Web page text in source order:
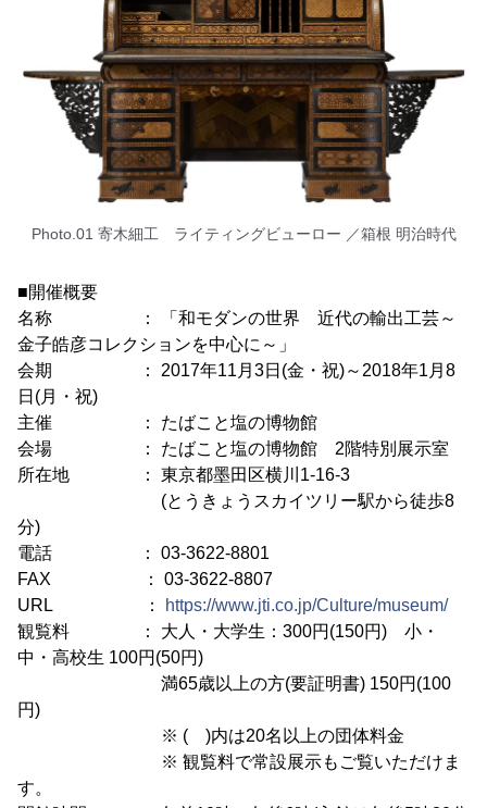
Photo.01 寄木細工 ライティングビューロー ／箱根 明治時代
■開催概要
名称 ： 「和モダンの世界 近代の輸出工芸～
金子皓彦コレクションを中心に～」
会期 ： 2017年11月3日(金・祝)～2018年1月8
日(月・祝)
主催 ： たばこと塩の博物館
会場 ： たばこと塩の博物館 2階特別展示室
所在地 ： 東京都墨田区横川1-16-3
(とうきょうスカイツリー駅から徒歩8
分)
電話 ： 03-3622-8801
FAX ： 03-3622-8807
URL ：
https://www.jti.co.jp/Culture/museum/
観覧料 ： 大人・大学生：300円(150円) 小・
中・高校生 100円(50円)
満65歳以上の方(要証明書) 150円(100
円)
※ ( )内は20名以上の団体料金
※ 観覧料で常設展示もご覧いただけま
す。